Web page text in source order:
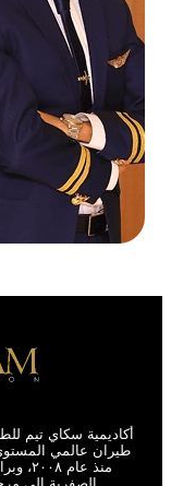
طيران عالمي
منذ